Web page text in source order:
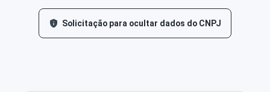
Solicitação para ocultar dados do CNPJ